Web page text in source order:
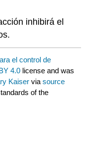
inhibirá el
el control de
4.0 license and was
Kaiser viasource
of the